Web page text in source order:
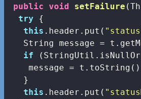
public void setFailure
try {
this .header.put(
String message =
if
message =
   }
this .header.put(